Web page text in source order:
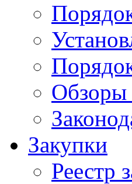
Обзоры
Закупки
Реестр